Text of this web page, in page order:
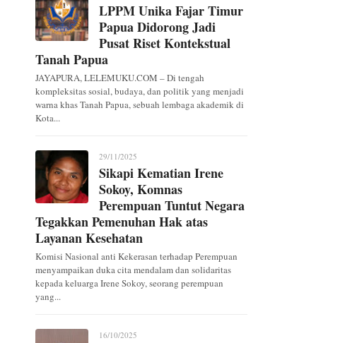
LPPM Unika Fajar Timur
Papua Didorong Jadi
Pusat Riset Kontekstual
Tanah Papua
JAYAPURA, LELEMUKU.COM – Di tengah
kompleksitas sosial, budaya, dan politik yang menjadi
warna khas Tanah Papua, sebuah lembaga akademik di
Kota...
29/11/2025
Sikapi Kematian Irene
Sokoy, Komnas
Perempuan Tuntut Negara
Tegakkan Pemenuhan Hak atas
Layanan Kesehatan
Komisi Nasional anti Kekerasan terhadap Perempuan
menyampaikan duka cita mendalam dan solidaritas
kepada keluarga Irene Sokoy, seorang perempuan
yang...
16/10/2025